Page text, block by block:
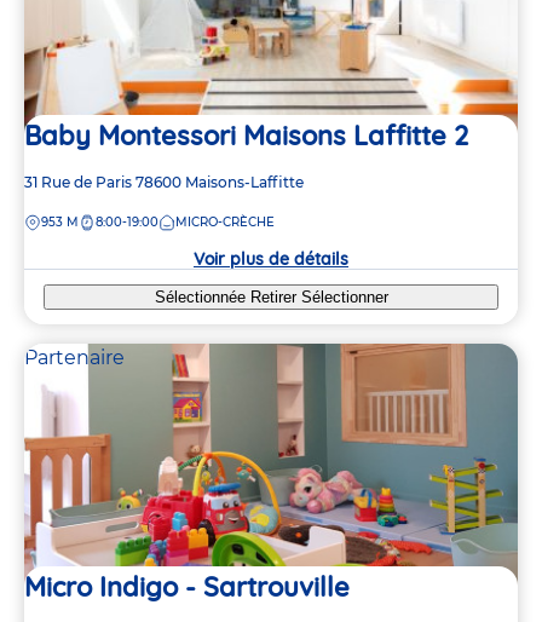
Baby Montessori Maisons Laffitte 2
Adresse
la
31 Rue de Paris 78600 Maisons-Laffitte
DISTANCE
953 M 8:00-19:00 MICRO-CRÈCHE
Voir plus de détails
Sélectionnée Retirer Sélectionner
Partenaire
Micro Indigo - Sartrouville